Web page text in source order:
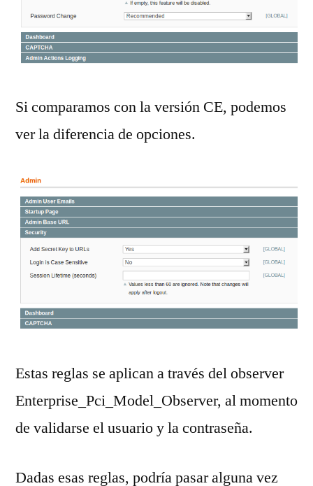
Si comparamos con la versión CE, podemos
ver la diferencia de opciones.
Estas reglas se aplican a través del observer
Enterprise_Pci_Model_Observer, al momento
de validarse el usuario y la contraseña.
Dadas esas reglas, podría pasar alguna vez